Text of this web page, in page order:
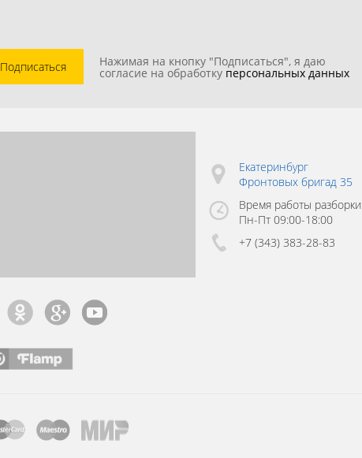
Подписаться Нажимая на кнопку "Подписаться", я даю
согласие на обработку персональных данных
Екатеринбург
Фронтовых бригад 35
Время работы разборки
Пн-Пт 09:00-18:00
+7 (343) 383-28-83